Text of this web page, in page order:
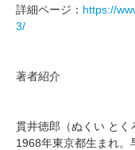
詳細ページ： https://
3/
著者紹介
貫井徳郎（ぬくい とく
1968年東京都生まれ。